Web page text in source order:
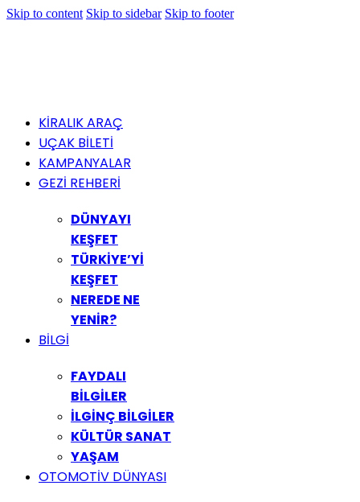
Skip to content Skip to sidebar Skip to footer
KİRALIK ARAÇ
UÇAK BİLETİ
KAMPANYALAR
GEZİ REHBERİ
DÜNYAYI
KEŞFET
TÜRKİYE’Yİ
KEŞFET
NEREDE NE
YENİR?
BİLGİ
FAYDALI
BİLGİLER
İLGİNÇ BİLGİLER
KÜLTÜR SANAT
YAŞAM
OTOMOTİV DÜNYASI